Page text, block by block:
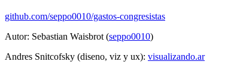
github.com/seppo0010/gastos-congresistas
Autor: Sebastian Waisbrot (seppo0010)
Andres Snitcofsky (diseno, viz y ux): visualizando.ar